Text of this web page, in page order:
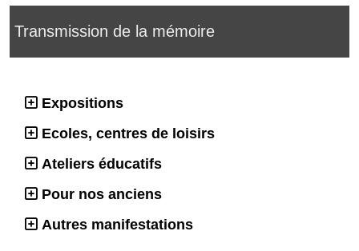
Transmission de la mémoire
Expositions
Ecoles, centres de loisirs
Ateliers éducatifs
Pour nos anciens
Autres manifestations